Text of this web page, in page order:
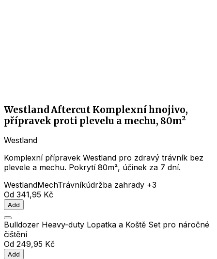
Westland Aftercut Komplexní hnojivo,
přípravek proti plevelu a mechu, 80m²
Westland
Komplexní přípravek Westland pro zdravý trávník bez
plevele a mechu. Pokrytí 80m², účinek za 7 dní.
WestlandMechTrávníkúdržba zahrady +3
Od 341,95 Kč
Add
Bulldozer Heavy-duty Lopatka a Koště Set pro náročné
čištění
Od 249,95 Kč
Add